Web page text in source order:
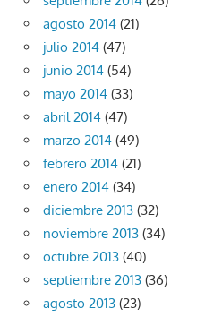
agosto 2014 (21)
julio 2014 (47)
junio 2014 (54)
mayo 2014 (33)
abril 2014 (47)
marzo 2014 (49)
febrero 2014 (21)
enero 2014 (34)
diciembre 2013 (32)
noviembre 2013 (34)
octubre 2013 (40)
septiembre 2013 (36)
agosto 2013 (23)